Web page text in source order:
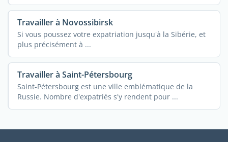
Travailler à Novossibirsk
Si vous poussez votre expatriation jusqu'à la Sibérie, et
plus précisément à ...
Travailler à Saint-Pétersbourg
Saint-Pétersbourg est une ville emblématique de la
Russie. Nombre d'expatriés s'y rendent pour ...